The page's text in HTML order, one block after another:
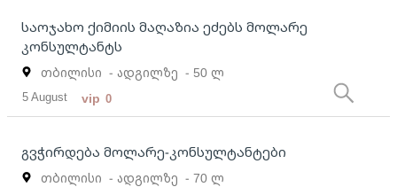
საოჯახო ქიმიის მაღაზია ეძებს მოლარე
კონსულტანტს
თბილისი - ადგილზე - 50 ლ
5 August vip 0
გვჭირდება მოლარე-კონსულტანტები
თბილისი - ადგილზე - 70 ლ